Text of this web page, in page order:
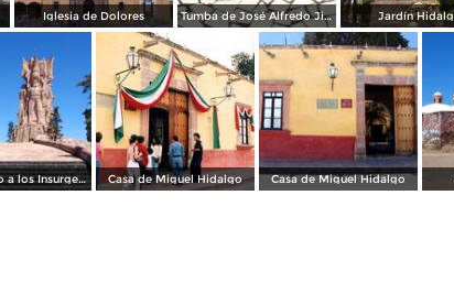
Iglesia de Dolores Tumba de José Alfredo Jiménez Jardín
Monumento a los Insurgentes Casa de Miguel Hidalgo Casa de Miguel Hidalgo